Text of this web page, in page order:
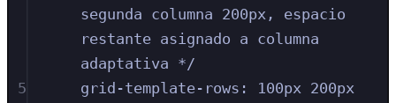
segunda columna 200px, espacio
restante asignado a columna
adaptativa */
5
grid-template-rows : 100px 200px